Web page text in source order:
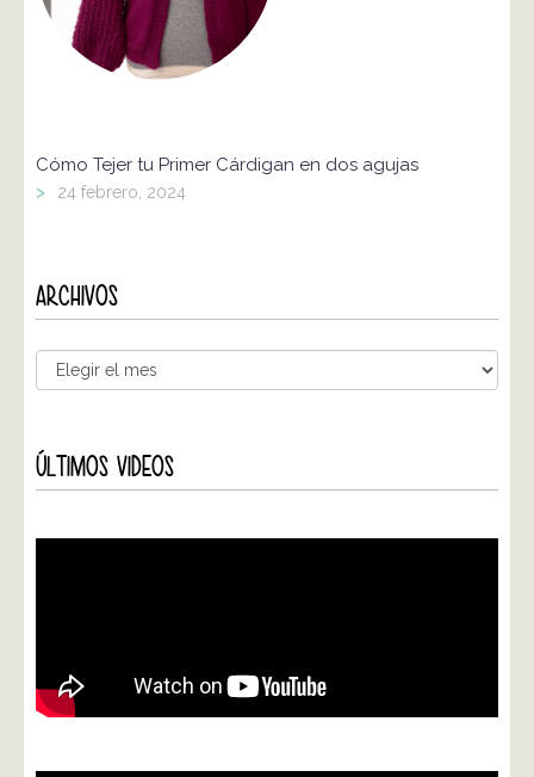
Cómo Tejer tu Primer Cárdigan en dos agujas
> 24 febrero, 2024
ARCHIVOS
ÚLTIMOS VIDEOS